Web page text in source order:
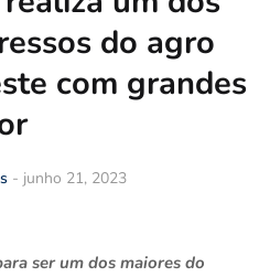
do agro
com grandes
- junho 21, 2023
ser um dos maiores do